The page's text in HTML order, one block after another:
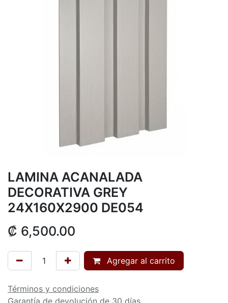
LAMINA ACANALADA
DECORATIVA GREY
24X160X2900 DE054
₡ 6,500.00
Agregar al carrito
Términos y condiciones
Garantía de devolución de 30 días